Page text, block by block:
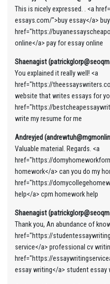
This is nicely expressed. . <a
essays.com/">buy essay</a>
href="https://
online</a> pay for essay online
Shaenagist
You explained it really well! <a
href="https://
website that writes essays for
href="https://
write my resume for me
Andreyjed
Valuable material. Regards. <a
href="https://
homework</a> can you do my
href="https://
help</a> cpm homework help
Shaenagist
Thank you, An abundance of
href="https://
service</a> professional cv
href="https://
essay writing</a> student essay